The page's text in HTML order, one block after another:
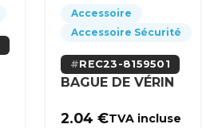
Accessoire
Accessoire Sécurité
REC23-8159501
BAGUE DE VÉRIN
2.04€TVA incluse